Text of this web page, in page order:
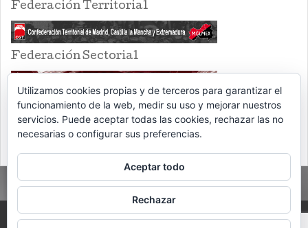
Federación Territorial
Federación Sectorial
PROUDLY POWERED BY WORDPRESS THEME: EVENTBRITE SINGLE EVENT
Utilizamos cookies propias y de terceros para garantizar el
funcionamiento de la web, medir su uso y mejorar nuestros
servicios. Puede aceptar todas las cookies, rechazar las no
necesarias o configurar sus preferencias.
Aceptar todo
Rechazar